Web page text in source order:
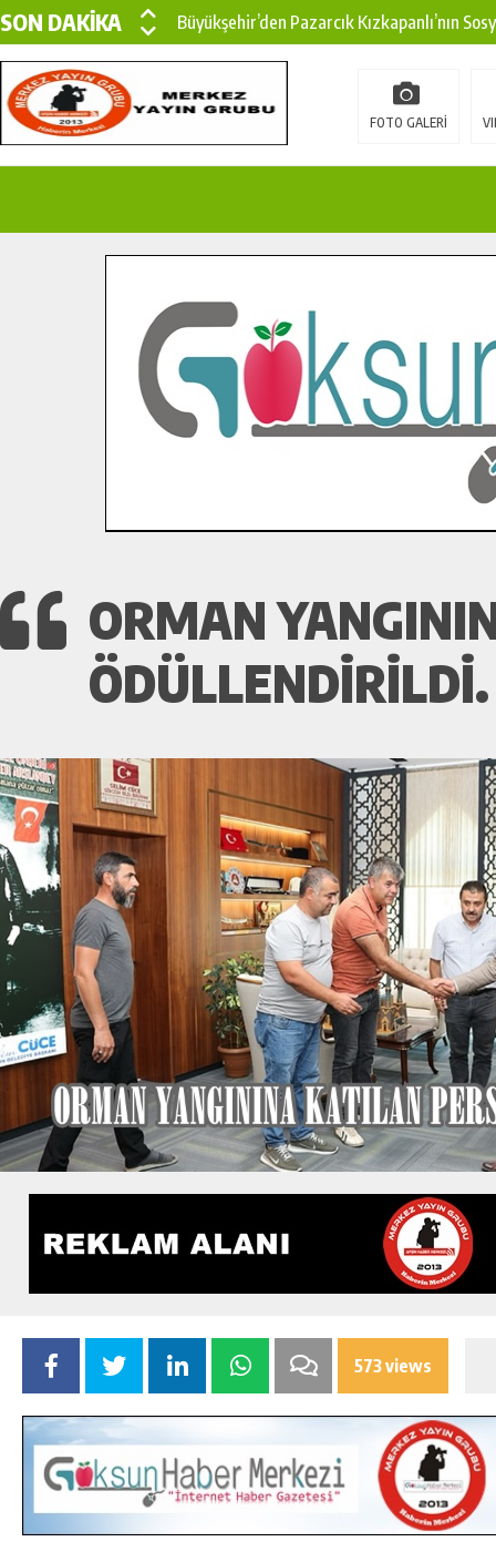
SON DAKİKA
Büyükşehir’den Pazarcık Kızkapanlı’nın
Büyükşehir’den Pazarcık Kırsalına Modern
Çin’den KSÜ’ye Uluslararası Başarı:
İlçe Jandarma Komutanı Karakaya’dan
Bertiz’in Yeni Köprüsünde Sona Doğru.
FOTO GALERİ
ORMAN
ÖDÜLLENDİRİLDİ.
573 views